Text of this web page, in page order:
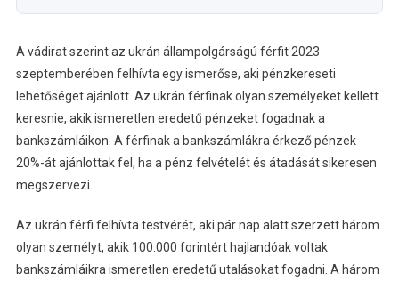
A vádirat szerint az ukrán állampolgárságú férfit 2023
szeptemberében felhívta egy ismerőse, aki pénzkereseti
lehetőséget ajánlott. Az ukrán férfinak olyan személyeket kellett
keresnie, akik ismeretlen eredetű pénzeket fogadnak a
bankszámláikon. A férfinak a bankszámlákra érkező pénzek
20%-át ajánlottak fel, ha a pénz felvételét és átadását sikeresen
megszervezi.
Az ukrán férfi felhívta testvérét, aki pár nap alatt szerzett három
olyan személyt, akik 100.000 forintért hajlandóak voltak
bankszámláikra ismeretlen eredetű utalásokat fogadni. A három